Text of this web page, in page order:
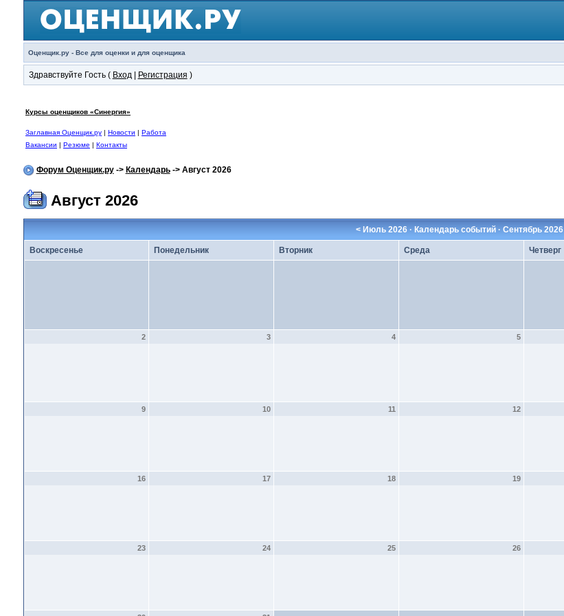
Оценщик.ру - Все для оценки и для оценщика
Здравствуйте Гость ( Вход| Регистрация )
Курсы оценщиков «Синергия»
Заглавная Оценщик.ру| Новости | Работа
Вакансии | Резюме | Контакты
Форум Оценщик.ру-> Календарь-> Август 2026
Август 2026
< Июль 2026 · Календарь событий ·Сентябрь 2026
Воскресенье Понедельник Вторник Среда Четверг
2 3 4 5
9 10 11 12
16 17 18 19
23 24 25 26